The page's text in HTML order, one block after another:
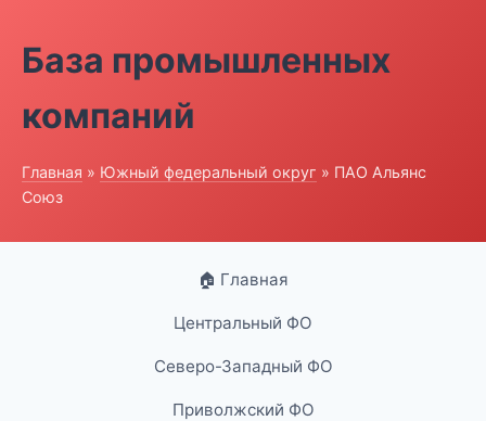
База промышленных
компаний
Главная » Южный федеральный округ » ПАО Альянс
Союз
🏠 Главная
Центральный ФО
Северо-Западный ФО
Приволжский ФО